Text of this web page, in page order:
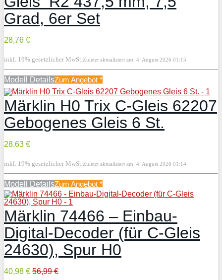
Grad, 6er Set
28,76 €
inkl. 19% gesetzlicher MwSt. Zuletzt aktualisiert am: 4. August 2026 01:15
Modell DetailsZum Angebot *
Märklin H0 Trix C-Gleis 62207
Gebogenes Gleis 6 St.
28,63 €
inkl. 19% gesetzlicher MwSt. Zuletzt aktualisiert am: 4. August 2026 01:14
Modell DetailsZum Angebot *
Märklin 74466 – Einbau-
Digital-Decoder (für C-Gleis
24630), Spur H0
40,98 € 56,99 €